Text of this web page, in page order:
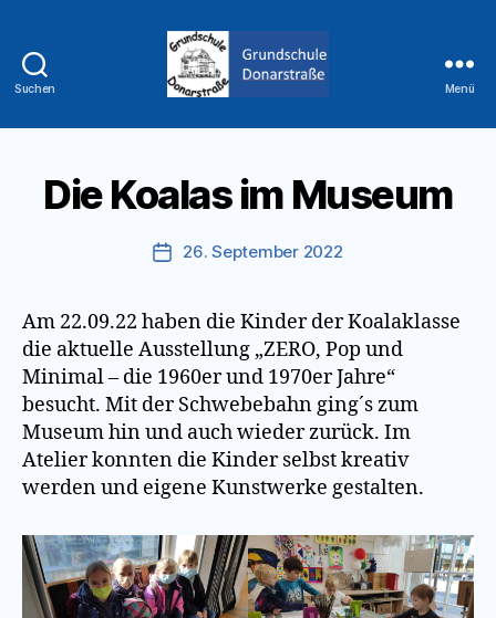
Suchen
Donarstraße
Menü
Die Koalas im Museum
Veröffentlichungsdatum
26. September 2022
Am 22.09.22 haben die Kinder der Koalaklasse
die aktuelle Ausstellung „ZERO, Pop und
Minimal – die 1960er und 1970er Jahre“
besucht. Mit der Schwebebahn ging´s zum
Museum hin und auch wieder zurück. Im
Atelier konnten die Kinder selbst kreativ
werden und eigene Kunstwerke gestalten.